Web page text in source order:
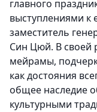
главного
выступлениями к
заместитель
Син Цюй. В своей
мейрамы,
как достояния
общее наследие
культурными